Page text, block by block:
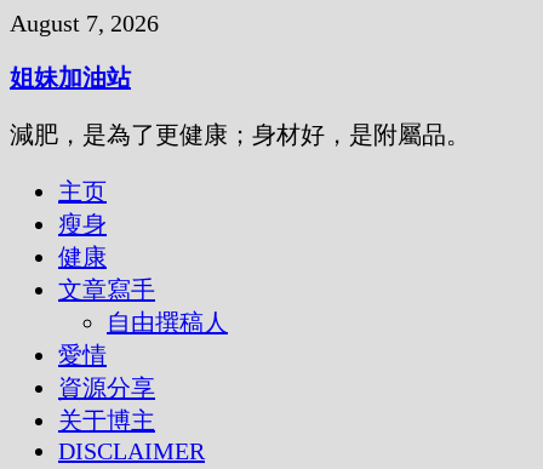
Skip
content
August 7, 2026
姐妹加油站
減肥，是為了更健康；身材好，是附屬品。
主页
瘦身
健康
文章寫手
自由撰稿人
愛情
資源分享
关于博主
DISCLAIMER